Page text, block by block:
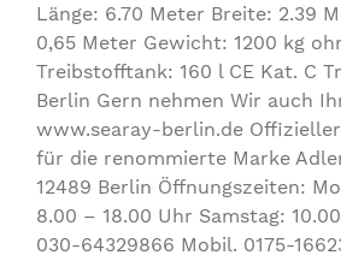
Länge: 6.70 Meter Breite: 2.39
0,65 Meter Gewicht: 1200 kg
Treibstofftank: 160 l CE Kat. C
Berlin Gern nehmen Wir auch
www.searay-berlin.de
für die renommierte Marke
12489 Berlin Öffnungszeiten:
8.00 – 18.00 Uhr Samstag:
030-64329866 Mobil. 0175-